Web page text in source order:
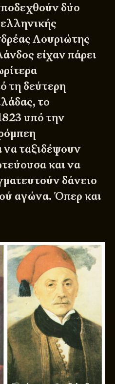
δύο
Λουριώτης
είχαν πάρει
τη δεύτερη
το
υπό την
ταξιδέψουν
και να
δάνειο
αγώνα. Όπερ και